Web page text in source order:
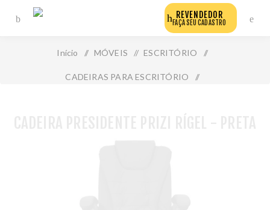
REVENDEDOR
FAÇA SEU CADASTRO
Início / MÓVEIS / ESCRITÓRIO /
CADEIRAS PARA ESCRITÓRIO /